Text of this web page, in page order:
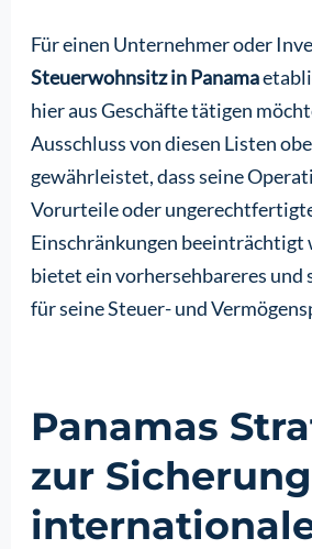
Für einen Unternehmer oder
Steuerwohnsitz in Panama
hier aus Geschäfte tätigen
Ausschluss von diesen Listen
gewährleistet, dass seine
Vorurteile oder
Einschränkungen beeinträchtigt
bietet ein vorhersehbareres und
für seine Steuer- und
Panamas
zur